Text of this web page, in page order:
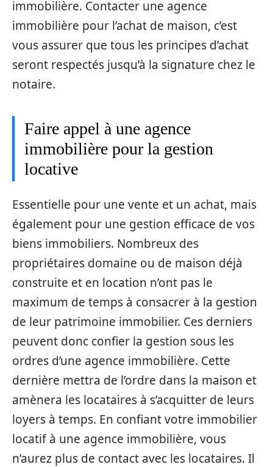
immobilière. Contacter une agence
immobilière pour l’achat de maison, c’est
vous assurer que tous les principes d’achat
seront respectés jusqu’à la signature chez le
notaire.
Faire appel à une agence
immobilière pour la gestion
locative
Essentielle pour une vente et un achat, mais
également pour une gestion efficace de vos
biens immobiliers. Nombreux des
propriétaires domaine ou de maison déjà
construite et en location n’ont pas le
maximum de temps à consacrer à la gestion
de leur patrimoine immobilier. Ces derniers
peuvent donc confier la gestion sous les
ordres d’une agence immobilière. Cette
dernière mettra de l’ordre dans la maison et
amènera les locataires à s’acquitter de leurs
loyers à temps. En confiant votre immobilier
locatif à une agence immobilière, vous
n’aurez plus de contact avec les locataires. Il